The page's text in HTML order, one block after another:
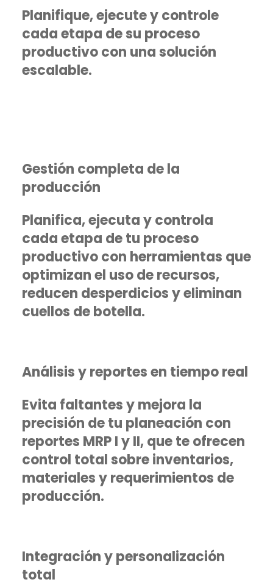
Planifique, ejecute y controle
cada etapa de su proceso
productivo con una solución
escalable.
Gestión completa de la
producción
Planifica, ejecuta y controla
cada etapa de tu proceso
productivo con herramientas que
optimizan el uso de recursos,
reducen desperdicios y eliminan
cuellos de botella.
Análisis y reportes en tiempo real
Evita faltantes y mejora la
precisión de tu planeación con
reportes MRP I y II, que te ofrecen
control total sobre inventarios,
materiales y requerimientos de
producción.
Integración y personalización
total